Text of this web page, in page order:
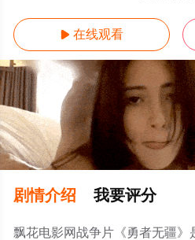
 在线观看
剧情介绍 我要评分
飘花电影网战争片《勇者无疆》